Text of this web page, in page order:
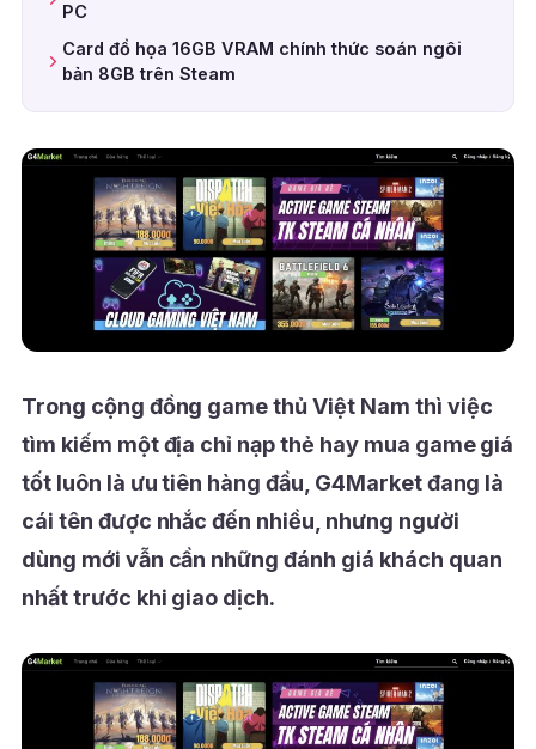
PC
Card đồ họa 16GB VRAM chính thức soán ngôi
bản 8GB trên Steam
Trong cộng đồng game thủ Việt Nam thì việc
tìm kiếm một địa chỉ nạp thẻ hay mua game giá
tốt luôn là ưu tiên hàng đầu, G4Market đang là
cái tên được nhắc đến nhiều, nhưng người
dùng mới vẫn cần những đánh giá khách quan
nhất trước khi giao dịch.